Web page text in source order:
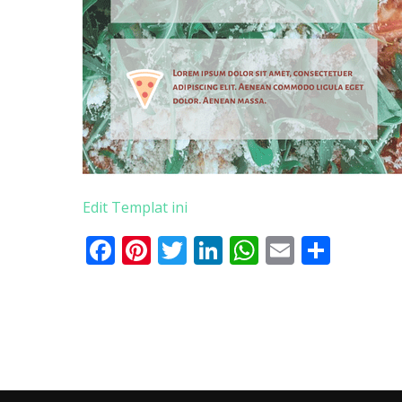
Edit Templat ini
Facebook
Pinterest
Twitter
LinkedIn
WhatsApp
Email